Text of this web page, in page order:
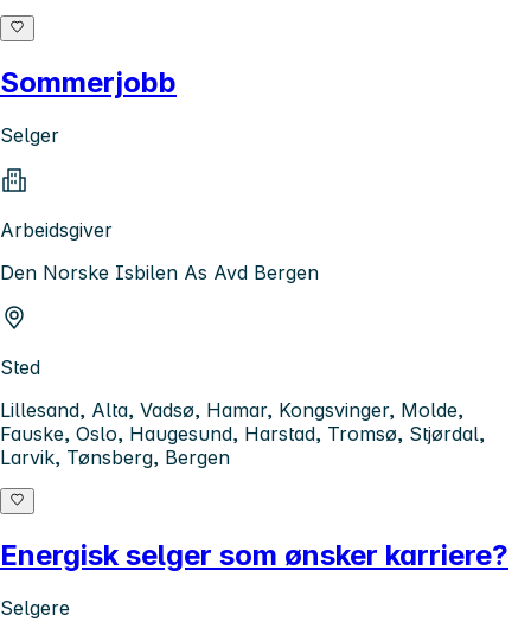
Sommerjobb
Selger
Arbeidsgiver
Den Norske Isbilen As Avd Bergen
Sted
Lillesand, Alta, Vadsø, Hamar, Kongsvinger, Molde,
Fauske, Oslo, Haugesund, Harstad, Tromsø, Stjørdal,
Larvik, Tønsberg, Bergen
Energisk selger som ønsker karriere?
Selgere